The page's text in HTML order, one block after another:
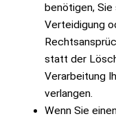
benötigen, Sie
Verteidigung
statt der
Verarbeitung
verlangen.
Wenn Sie